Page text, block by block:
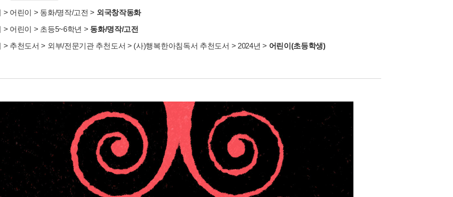
> 어린이 > 동화/명작/고전 > 외국창작동화
> 어린이 > 초등5~6학년 > 동화/명작/고전
> 추천도서 > 외부/전문기관 추천도서 > (사)행복한아침독서 추천도서 > 2024년 > 어린이(초등학생)